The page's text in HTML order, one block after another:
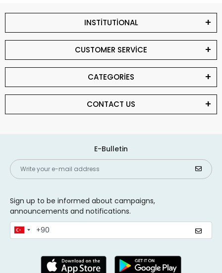
INSTİTUTİONAL
CUSTOMER SERVİCE
CATEGORİES
CONTACT US
E-Bulletin
Sign up to be informed about campaigns,
announcements and notifications.